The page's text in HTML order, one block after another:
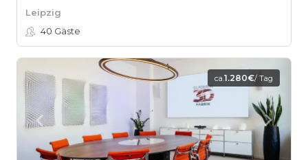
Leipzig
40 Gäste
ca.1.280€/ Tag